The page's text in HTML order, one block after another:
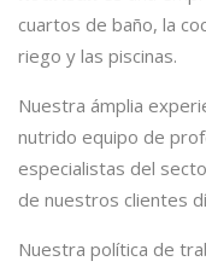
cuartos de baño, la
riego y las piscinas.
Nuestra ámplia
nutrido equipo de
especialistas del
de nuestros clientes
Nuestra política de